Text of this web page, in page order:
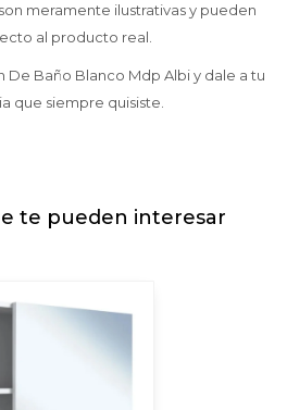
meramente ilustrativas y pueden
al producto real.
De Baño Blanco Mdp Albi y dale a tu
que siempre quisiste.
te pueden interesar